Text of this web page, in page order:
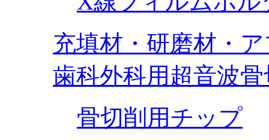
充填材・研磨材・
歯科外科用超音波
骨切削用チップ